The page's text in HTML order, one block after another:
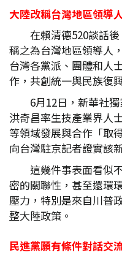
大陸改稱台灣地區領導
在賴清德520談話
稱之為台灣地區領導人
台灣各黨派、團體和人
作，共創統一與民族復
6月12日，新華社
洪奇昌率生技產業界人
等領域發展與合作「取
向台灣駐京記者證實該
這幾件事表面看似
密的關聯性，甚至還環
壓力，特別是來自川普
整大陸政策。
民進黨願有條件對話交